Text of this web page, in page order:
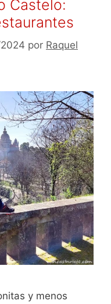
Castelo:
por Raquel
y menos